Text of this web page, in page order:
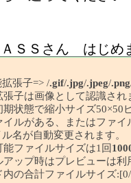
張子=> /.gif/.jpg/.jpeg/.png
張子は画像として認識され
期状態で縮小サイズ50×50
イルがある、またはファ
が自動変更されます。
能ファイルサイズは1回
アップ時はプレビューは利
内の合計ファイルサイズ